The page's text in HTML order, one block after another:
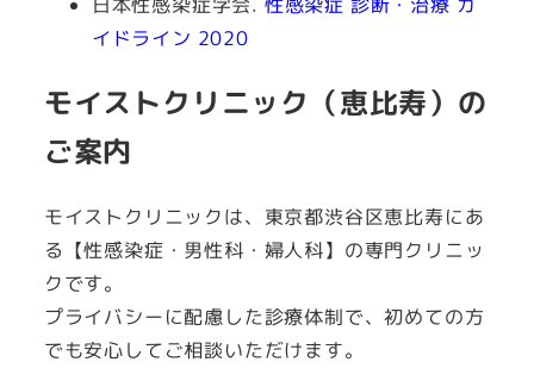
イドライン 2020
モイストクリニック（恵比寿）の
ご案内
モイストクリニックは、東京都渋谷区恵比寿にあ
る【性感染症・男性科・婦人科】の専門クリニッ
クです。
プライバシーに配慮した診療体制で、初めての方
でも安心してご相談いただけます。